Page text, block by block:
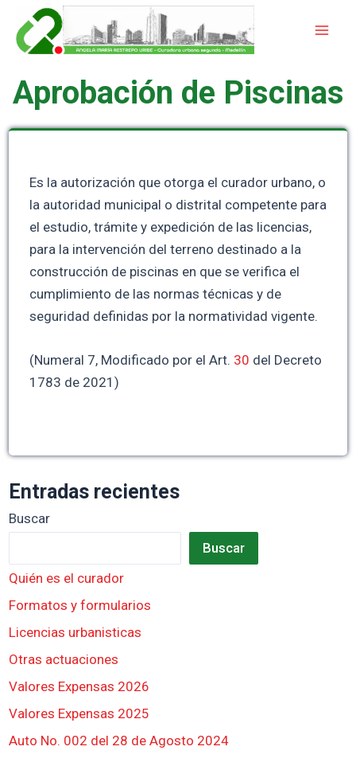
contenido
Aprobación de Piscinas
Es la autorización que otorga el curador urbano, o
la autoridad municipal o distrital competente para
el estudio, trámite y expedición de las licencias,
para la intervención del terreno destinado a la
construcción de piscinas en que se verifica el
cumplimiento de las normas técnicas y de
seguridad definidas por la normatividad vigente.
(Numeral 7, Modificado por el Art. 30 del Decreto
1783 de 2021)
Entradas recientes
Buscar
Buscar
Quién es el curador
Formatos y formularios
Licencias urbanisticas
Otras actuaciones
Valores Expensas 2026
Valores Expensas 2025
Auto No. 002 del 28 de Agosto 2024